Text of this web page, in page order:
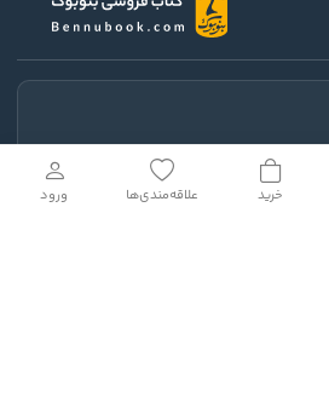
ورود علاقه‌مندی‌ها خرید
یک وظیفه، تعهد، جبر یا ترس از
نباشد.